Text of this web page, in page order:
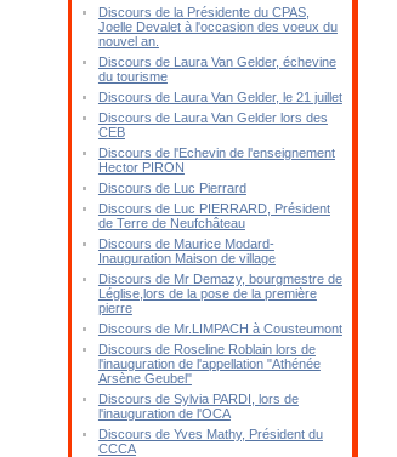
Discours de la Présidente du CPAS,
Joelle Devalet à l'occasion des voeux du
nouvel an.
Discours de Laura Van Gelder, échevine
du tourisme
Discours de Laura Van Gelder, le 21 juillet
Discours de Laura Van Gelder lors des
CEB
Discours de l'Echevin de l'enseignement
Hector PIRON
Discours de Luc Pierrard
Discours de Luc PIERRARD, Président
de Terre de Neufchâteau
Discours de Maurice Modard-
Inauguration Maison de village
Discours de Mr Demazy, bourgmestre de
Léglise,lors de la pose de la première
pierre
Discours de Mr.LIMPACH à Cousteumont
Discours de Roseline Roblain lors de
l'inauguration de l'appellation "Athénée
Arsène Geubel"
Discours de Sylvia PARDI, lors de
l'inauguration de l'OCA
Discours de Yves Mathy, Président du
CCCA